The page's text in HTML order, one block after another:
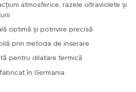
atmosferice, razele ultraviolete și
optimă și potrivire precisă
prin metoda de inserare
pentru dilatare termică
în Germania